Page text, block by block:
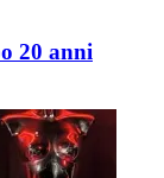
20 anni